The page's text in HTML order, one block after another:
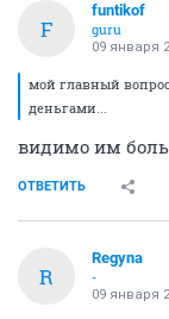
F
funtikof
guru
09 января
мой главный
деньгами...
видимо им
ОТВЕТИТЬ
R
Regyna
-
09 января